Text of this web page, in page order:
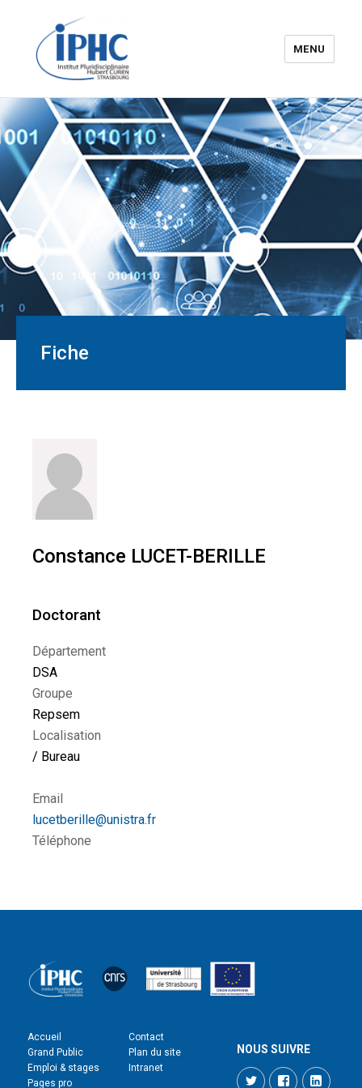
Institut pluridisciplinaire Hubert
Curien – IPHC
MENU
Fiche
Constance LUCET-BERILLE
Doctorant
Département
DSA
Groupe
Repsem
Localisation
/ Bureau
Email
lucetberille@unistra.fr
Téléphone
Accueil
Grand Public
Emploi & stages
Pages pro
Contact
Plan du site
Intranet
NOUS SUIVRE
TwitterFacebook